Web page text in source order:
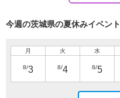
今週の茨城県の夏休みイベン
月
8/3
火
8/4
水
8/5